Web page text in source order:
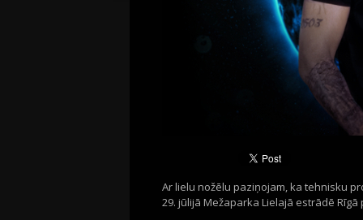
Ar lielu nožēlu paziņojam, ka tehnisku
29. jūlijā Mežaparka Lielajā estrādē